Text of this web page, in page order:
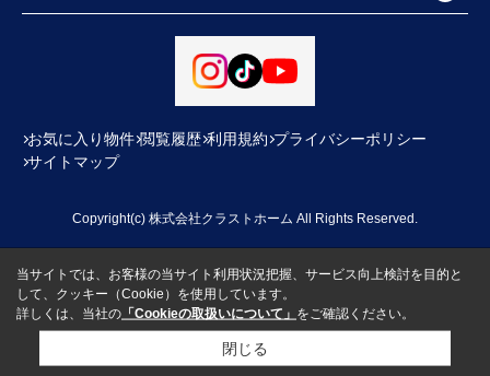
お気に入り物件 閲覧履歴 利用規約 プライバシーポリシー
サイトマップ
Copyright(c) 株式会社クラストホーム All Rights Reserved.
当サイトでは、お客様の当サイト利用状況把握、サービス向上検討を目的と
して、クッキー（Cookie）を使用しています。
詳しくは、当社の 「Cookieの取扱いについて」 をご確認ください。
閉じる